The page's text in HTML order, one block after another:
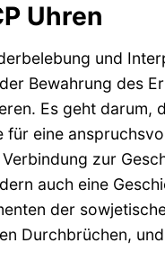
Uhren
und
Bewahrung des
Es geht darum,
eine
zur
auch eine
der
Durchbrüchen,